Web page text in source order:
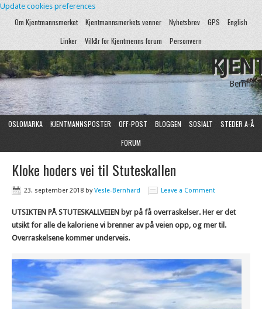
Update cookies preferences
Om Kjentmannsmerket Kjentmannsmerkets venner Nyhetsbrev GPS
English
Linker
Vilkår for Kjentmenns forum Personvern
OSLOMARKA KJENTMANNSPOSTER OFF-POST BLOGGEN SOSIALT
STEDER A-Å
FORUM
Kloke hoders vei til Stuteskallen
23. september 2018 byVesle-Bernhard Leave a Comment
UTSIKTEN PÅ STUTESKALLVEIEN byr på få overraskelser. Her er det
utsikt for alle de kaloriene vi brenner av på veien opp, og mer til.
Overraskelsene kommer underveis.